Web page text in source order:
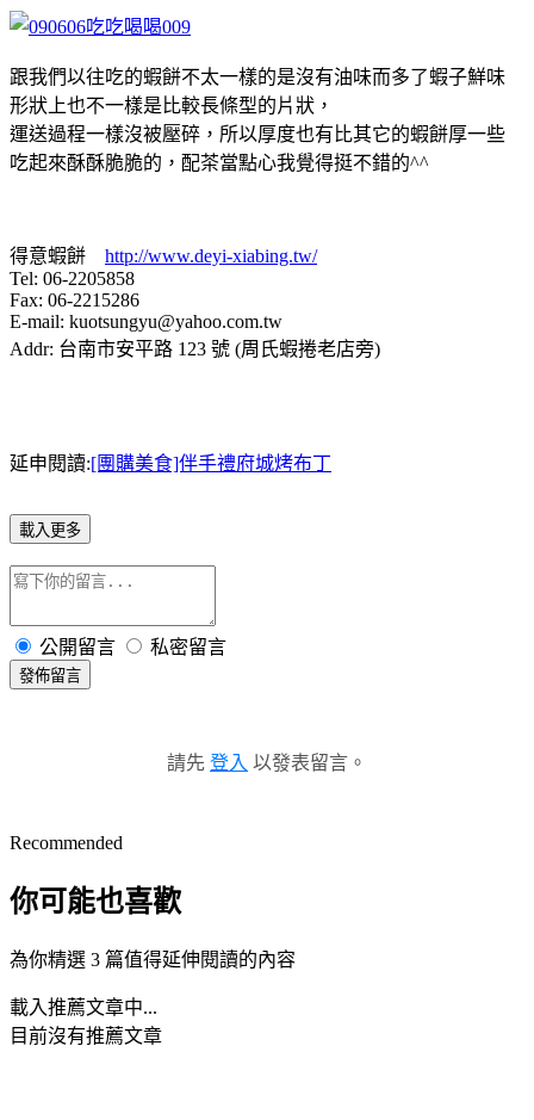
跟我們以往吃的蝦餅不太一樣的是沒有油味而多了蝦子鮮味
形狀上也不一樣是比較長條型的片狀，
運送過程一樣沒被壓碎，所以厚度也有比其它的蝦餅厚一些
吃起來酥酥脆脆的，配茶當點心我覺得挺不錯的^^
得意蝦餅 http://www.deyi-xiabing.tw/
Tel: 06-2205858
Fax: 06-2215286
E-mail: kuotsungyu@yahoo.com.tw
Addr: 台南市安平路 123 號 (周氏蝦捲老店旁)
延申閱讀:[團購美食]伴手禮府城烤布丁
載入更多
公開留言 私密留言
發佈留言
請先 登入 以發表留言。
Recommended
你可能也喜歡
為你精選 3 篇值得延伸閱讀的內容
載入推薦文章中...
目前沒有推薦文章